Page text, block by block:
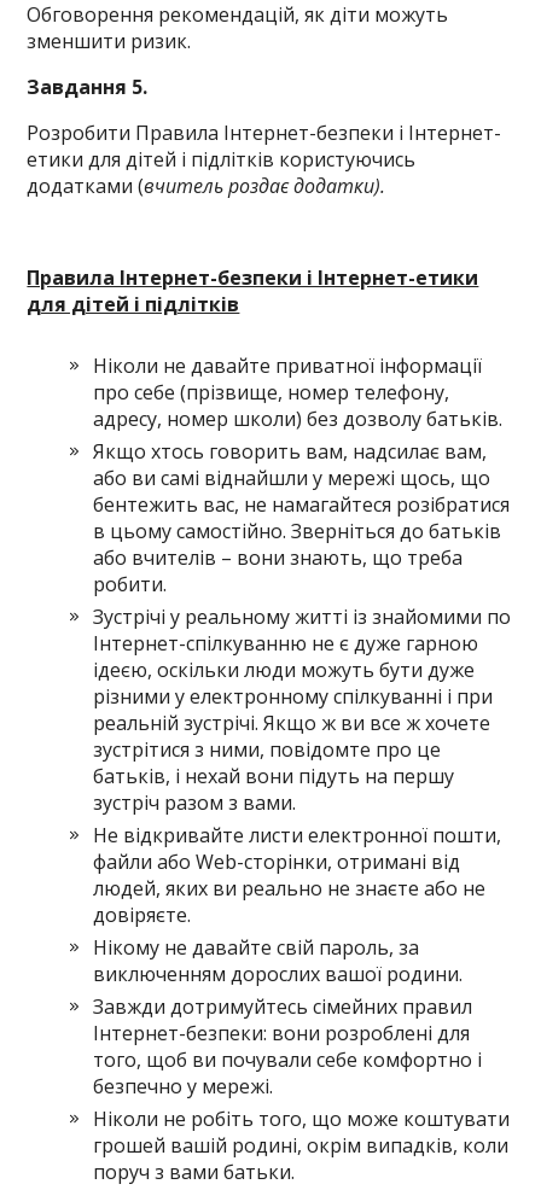
Обговорення рекомендацій, як діти можуть
зменшити ризик.
Завдання 5.
Розробити Правила Інтернет-безпеки і Інтернет-
етики для дітей і підлітків користуючись
додатками (вчитель роздає додатки).
Правила Інтернет-безпеки і Інтернет-етики
для дітей і підлітків
Ніколи не давайте приватної інформації
про себе (прізвище, номер телефону,
адресу, номер школи) без дозволу батьків.
Якщо хтось говорить вам, надсилає вам,
або ви самі віднайшли у мережі щось, що
бентежить вас, не намагайтеся розібратися
в цьому самостійно. Зверніться до батьків
або вчителів – вони знають, що треба
робити.
Зустрічі у реальному житті із знайомими по
Інтернет-спілкуванню не є дуже гарною
ідеєю, оскільки люди можуть бути дуже
різними у електронному спілкуванні і при
реальній зустрічі. Якщо ж ви все ж хочете
зустрітися з ними, повідомте про це
батьків, і нехай вони підуть на першу
зустріч разом з вами.
Не відкривайте листи електронної пошти,
файли або Web-сторінки, отримані від
людей, яких ви реально не знаєте або не
довіряєте.
Нікому не давайте свій пароль, за
виключенням дорослих вашої родини.
Завжди дотримуйтесь сімейних правил
Інтернет-безпеки: вони розроблені для
того, щоб ви почували себе комфортно і
безпечно у мережі.
Ніколи не робіть того, що може коштувати
грошей вашій родині, окрім випадків, коли
поруч з вами батьки.